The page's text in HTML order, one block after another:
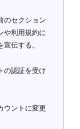
のセクション
や利用規約に
伝する。
の認証を受け
ウントに変更